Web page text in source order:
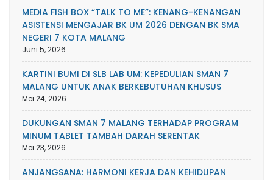
MEDIA FISH BOX “TALK TO ME”: KENANG-KENANGAN
ASISTENSI MENGAJAR BK UM 2026 DENGAN BK SMA
NEGERI 7 KOTA MALANG
Juni 5, 2026
KARTINI BUMI DI SLB LAB UM: KEPEDULIAN SMAN 7
MALANG UNTUK ANAK BERKEBUTUHAN KHUSUS
Mei 24, 2026
DUKUNGAN SMAN 7 MALANG TERHADAP PROGRAM
MINUM TABLET TAMBAH DARAH SERENTAK
Mei 23, 2026
ANJANGSANA: HARMONI KERJA DAN KEHIDUPAN